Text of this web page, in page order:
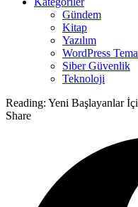
Gündem
Kitap
Yazılım
WordPress Tema
Siber Güvenlik
Teknoloji
Reading: Yeni Başlayanlar
Share